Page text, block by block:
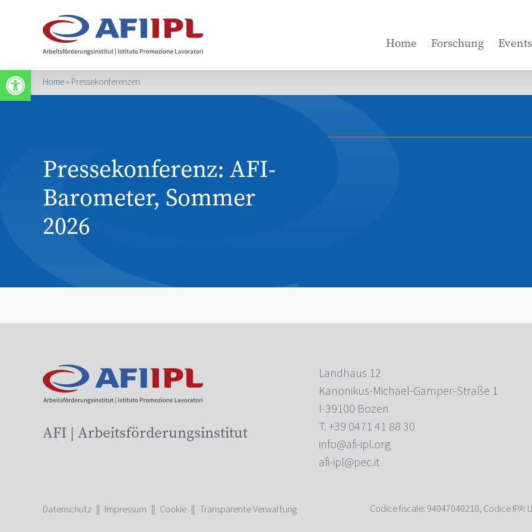
Werkzeugleiste öffnen
Home Forschung Events
Home» Pressekonferenzen
Pressekonferenz: AFI-
Barometer, Sommer
2026
AFI | Arbeitsförderungsinstitut
Landhaus 12
Kanonikus-Michael-Gamper-Straße 1
I-39100 Bozen
T. +39 0471 41 88 30
info@afi-ipl.org
afi-ipl@pec.it
Datenschutz || Impressum || Cookie || Transparente Verwaltung Codice fiscale: 94047040210, Codice IPA: